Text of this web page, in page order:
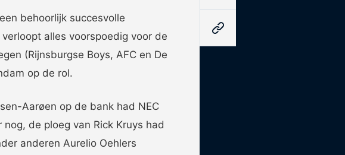
behoorlijk succesvolle
alles voorspoedig voor de
(Rijnsburgse Boys, AFC en De
op de rol.
Aarøen op de bank had NEC
de ploeg van Rick Kruys had
anderen Aurelio Oehlers